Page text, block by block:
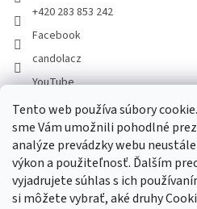
Tento web používa súbory
sme Vám umožnili pohodlné
analýze prevádzky webu
výkon a použiteľnosť. Ďalším
vyjadrujete súhlas s ich
si môžete vybrať, aké druhy
+420 283 853 242
Facebook
candolacz
YouTube
Prijímame online platby